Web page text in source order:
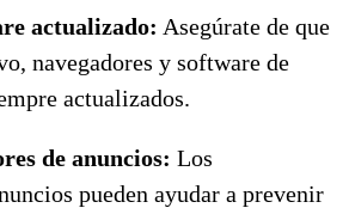
actualizado: Asegúrate de que
navegadores y software de
actualizados.
de anuncios: Los
pueden ayudar a prevenir